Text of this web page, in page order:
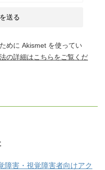
めに Akismet を使ってい
の詳細はこちらをご覧くだ
障害・視覚障害者向けアク